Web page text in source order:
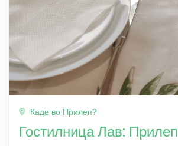
Каде во Прилеп?
Гостилница Лав: Прилеп